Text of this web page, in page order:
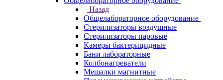
Назад
Общелабораторное оборудование
Стерилизаторы воздушные
Стерилизаторы паровые
Камеры бактерицидные
Бани лабораторные
Колбонагреватели
Мешалки магнитные